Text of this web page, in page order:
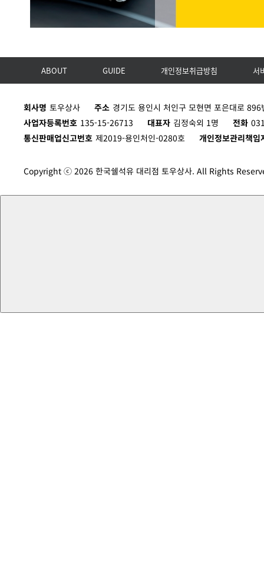
ABOUT GUIDE 개인정보취급방침 서
회사명 토우상사 주소 경기도 용인시 처인구 모현면 포은대로
사업자등록번호 135-15-26713 대표자 김정숙외 1명 전화
통신판매업신고번호 제2019-용인처인-0280호 개인정보관리책임
Copyright ⓒ 2026 한국쉘석유 대리점 토우상사. All Rights